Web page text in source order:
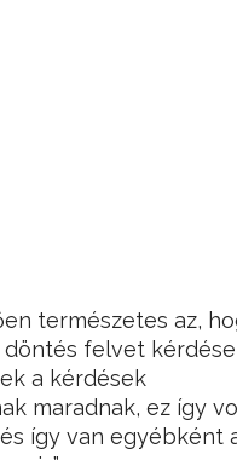
természetes az,
felvet
a kérdések
maradnak, ez így
így van egyébként